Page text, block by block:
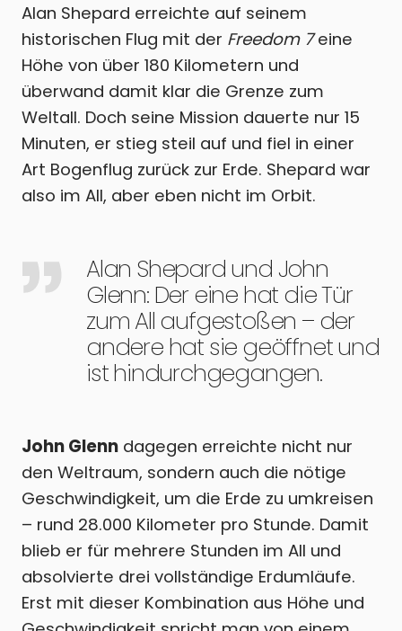
Alan Shepard erreichte auf seinem
historischen Flug mit der Freedom 7eine
Höhe von über 180 Kilometern und
überwand damit klar die Grenze zum
Weltall. Doch seine Mission dauerte nur 15
Minuten, er stieg steil auf und fiel in einer
Art Bogenflug zurück zur Erde. Shepard war
also im All, aber eben nicht im Orbit.
Alan Shepard und John
Glenn: Der eine hat die Tür
zum All aufgestoßen – der
andere hat sie geöffnet und
ist hindurchgegangen.
John Glenn dagegen erreichte nicht nur
den Weltraum, sondern auch die nötige
Geschwindigkeit, um die Erde zu umkreisen
– rund 28.000 Kilometer pro Stunde. Damit
blieb er für mehrere Stunden im All und
absolvierte drei vollständige Erdumläufe.
Erst mit dieser Kombination aus Höhe und